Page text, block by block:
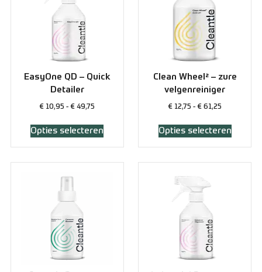
EasyOne QD – Quick
Detailer
€ 10,95 - € 49,75
Opties selecteren
Clean Wheel² – zure
velgenreiniger
€ 12,75 - € 61,25
Opties selecteren